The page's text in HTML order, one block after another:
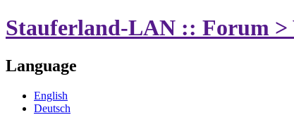
Stauferland-LAN :: Forum
Language
English
Deutsch